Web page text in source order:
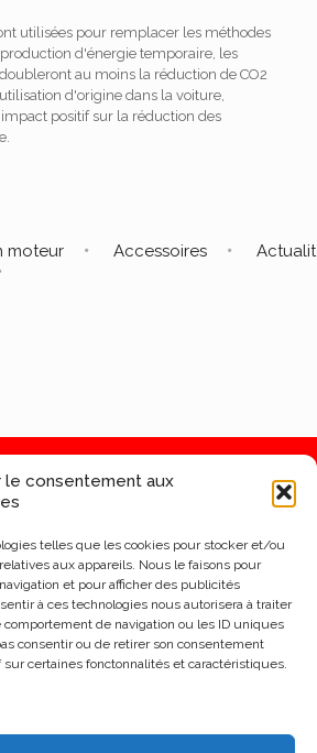
le consentement aux
telles que les cookies pour stocker et/ou
aux appareils. Nous le faisons pour
et pour afficher des publicités
à ces technologies nous autorisera à traiter
de navigation ou les ID uniques
consentir ou de retirer son consentement
certaines fonctonnalités et caractéristiques.
utilisées pour remplacer les méthodes
d'énergie temporaire, les
au moins la réduction de CO2
d'origine dans la voiture,
positif sur la réduction des
moteur Accessoires